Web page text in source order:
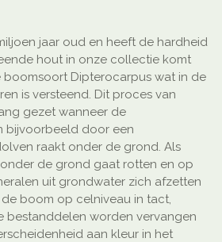
jaar oud en heeft de hardheid
hout in onze collectie komt
boomsoort Dipterocarpus wat in de
is versteend. Dit proces van
gezet wanneer de
bijvoorbeeld door een
raakt onder de grond. Als
de grond gaat rotten en op
uit grondwater zich afzetten
boom op celniveau in tact,
bestanddelen worden vervangen
aan kleur in het